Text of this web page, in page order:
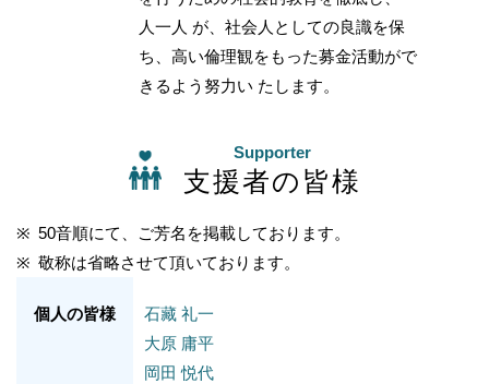
人一人 が、社会人としての良識を保
ち、高い倫理観をもった募金活動がで
きるよう努力い たします。
Supporter
支援者の皆様
50音順にて、ご芳名を掲載しております。
敬称は省略させて頂いております。
個人の皆様
石藏 礼一
大原 庸平
岡田 悦代